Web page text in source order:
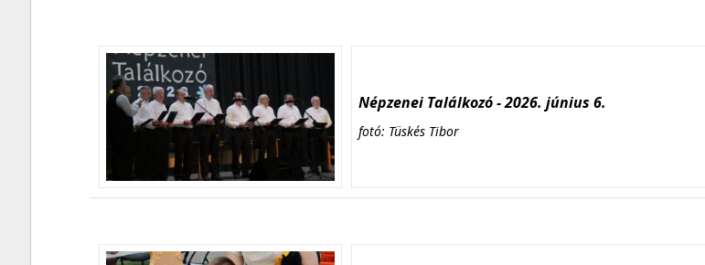
Népzenei Találkozó - 2026. június 6.
fotó: Tüskés Tibor